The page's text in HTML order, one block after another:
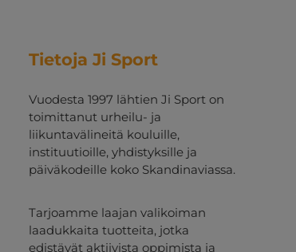
Tietoja Ji Sport
Vuodesta 1997 lähtien Ji Sport on
toimittanut urheilu- ja
liikuntavälineitä kouluille,
instituutioille, yhdistyksille ja
päiväkodeille koko Skandinaviassa.
Tarjoamme laajan valikoiman
laadukkaita tuotteita, jotka
edistävät aktiivista oppimista ja